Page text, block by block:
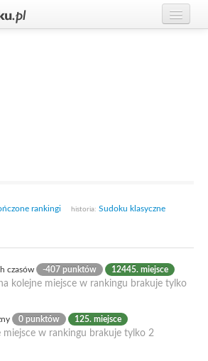
rankingi historia: Sudoku klasyczne
czasów -407 punktów 12445. miejsce
kolejne miejsce w rankingu brakuje tylko
0 punktów 125. miejsce
miejsce w rankingu brakuje tylko 2